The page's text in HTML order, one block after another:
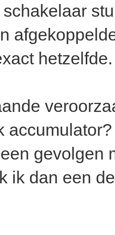
hetzelfde.
gevolgen
ik dan een